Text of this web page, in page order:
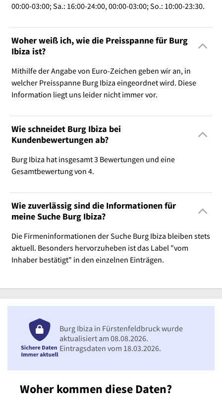
00:00-03:00; Sa.: 16:00-24:00, 00:00-03:00; So.: 10:00-23:30.
Woher weiß ich, wie die Preisspanne für Burg
Ibiza ist?
Mithilfe der Angabe von Euro-Zeichen geben wir an, in
welcher Preisspanne Burg Ibiza eingeordnet wird. Diese
Information liegt uns leider nicht immer vor.
Wie schneidet Burg Ibiza bei
Kundenbewertungen ab?
Burg Ibiza hat insgesamt 3 Bewertungen und eine
Gesamtbewertung von 4.
Wie zuverlässig sind die Informationen für
meine Suche Burg Ibiza?
Die Firmeninformationen der Suche Burg Ibiza bleiben stets
aktuell. Besonders hervorzuheben ist das Label "vom
Inhaber bestätigt" in den einzelnen Einträgen.
Woher kommen diese Daten?
Burg Ibiza in Fürstenfeldbruck wurde
aktualisiert am 08.08.2026.
Eintragsdaten vom 18.03.2026.